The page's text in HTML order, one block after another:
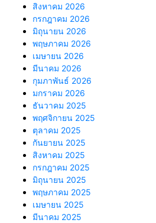
สิงหาคม 2026
กรกฎาคม 2026
มิถุนายน 2026
พฤษภาคม 2026
เมษายน 2026
มีนาคม 2026
กุมภาพันธ์ 2026
มกราคม 2026
ธันวาคม 2025
พฤศจิกายน 2025
ตุลาคม 2025
กันยายน 2025
สิงหาคม 2025
กรกฎาคม 2025
มิถุนายน 2025
พฤษภาคม 2025
เมษายน 2025
มีนาคม 2025